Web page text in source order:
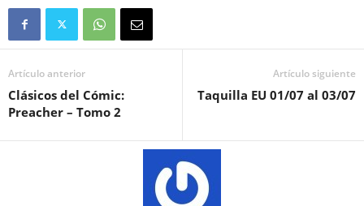
Artículo anterior
Clásicos del Cómic:
Preacher – Tomo 2
Artículo siguiente
Taquilla EU 01/07 al 03/07